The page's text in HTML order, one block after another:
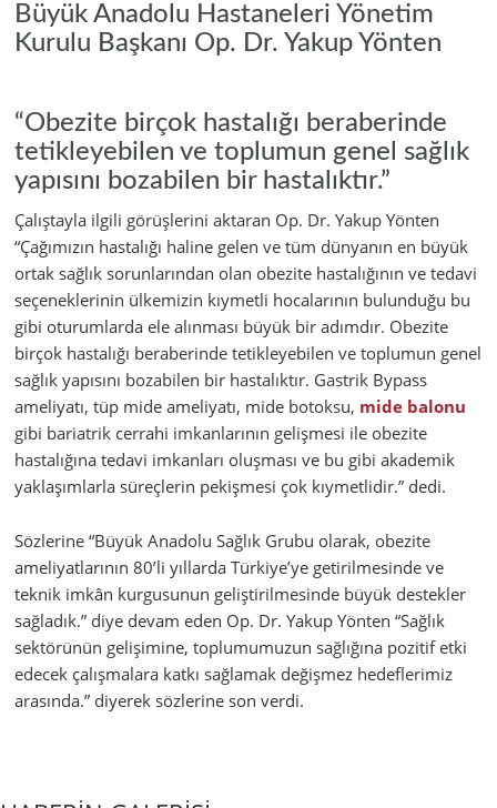
Büyük Anadolu Hastaneleri Yönetim
Kurulu Başkanı Op. Dr. Yakup Yönten
“Obezite birçok hastalığı beraberinde
tetikleyebilen ve toplumun genel sağlık
yapısını bozabilen bir hastalıktır.”
Çalıştayla ilgili görüşlerini aktaran Op. Dr. Yakup Yönten
“Çağımızın hastalığı haline gelen ve tüm dünyanın en büyük
ortak sağlık sorunlarından olan obezite hastalığının ve tedavi
seçeneklerinin ülkemizin kıymetli hocalarının bulunduğu bu
gibi oturumlarda ele alınması büyük bir adımdır. Obezite
birçok hastalığı beraberinde tetikleyebilen ve toplumun genel
sağlık yapısını bozabilen bir hastalıktır. Gastrik Bypass
ameliyatı, tüp mide ameliyatı, mide botoksu, mide balonu
gibi bariatrik cerrahi imkanlarının gelişmesi ile obezite
hastalığına tedavi imkanları oluşması ve bu gibi akademik
yaklaşımlarla süreçlerin pekişmesi çok kıymetlidir.” dedi.
Sözlerine “Büyük Anadolu Sağlık Grubu olarak, obezite
ameliyatlarının 80’li yıllarda Türkiye’ye getirilmesinde ve
teknik imkân kurgusunun geliştirilmesinde büyük destekler
sağladık.” diye devam eden Op. Dr. Yakup Yönten “Sağlık
sektörünün gelişimine, toplumumuzun sağlığına pozitif etki
edecek çalışmalara katkı sağlamak değişmez hedeflerimiz
arasında.” diyerek sözlerine son verdi.